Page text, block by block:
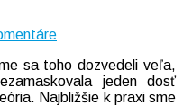
na
pokusný
králik
sa toho dozvedeli veľa,
jeden dosť
Najbližšie k praxi sme